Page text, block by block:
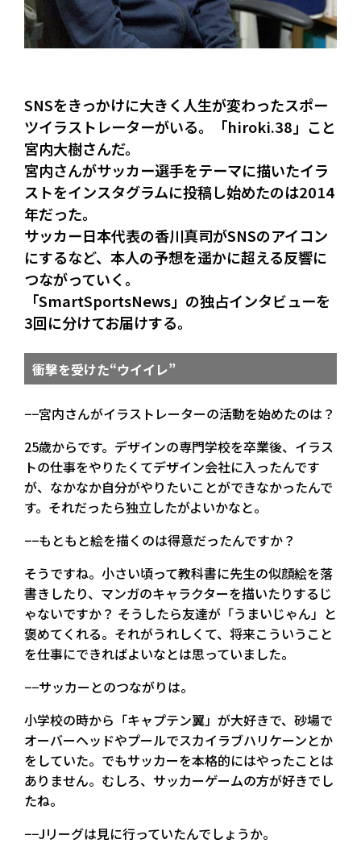
SNSをきっかけに大きく人生が変わったスポー
ツイラストレーターがいる。「hiroki.38」こと
宮内大樹さんだ。
宮内さんがサッカー選手をテーマに描いたイラ
ストをインスタグラムに投稿し始めたのは2014
年だった。
サッカー日本代表の香川真司がSNSのアイコン
にするなど、本人の予想を遥かに超える反響に
つながっていく。
「SmartSportsNews」の独占インタビューを
3回に分けてお届けする。
衝撃を受けた“ウイイレ”
−−宮内さんがイラストレーターの活動を始めたのは？
25歳からです。デザインの専門学校を卒業後、イラス
トの仕事をやりたくてデザイン会社に入ったんです
が、なかなか自分がやりたいことができなかったんで
す。それだったら独立したがよいかなと。
−−もともと絵を描くのは得意だったんですか？
そうですね。小さい頃って教科書に先生の似顔絵を落
書きしたり、マンガのキャラクターを描いたりするじ
ゃないですか？ そうしたら友達が「うまいじゃん」と
褒めてくれる。それがうれしくて、将来こういうこと
を仕事にできればよいなとは思っていました。
−−サッカーとのつながりは。
小学校の時から「キャプテン翼」が大好きで、砂場で
オーバーヘッドやプールでスカイラブハリケーンとか
をしていた。でもサッカーを本格的にはやったことは
ありません。むしろ、サッカーゲームの方が好きでし
たね。
−−Jリーグは見に行っていたんでしょうか。